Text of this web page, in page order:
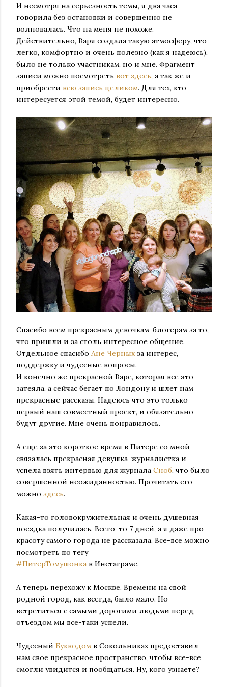
И несмотря на серьезность темы, я два часа
говорила без остановки и совершенно не
волновалась. Что на меня не похоже.
Действительно, Варя создала такую атмосферу, что
легко, комфортно и очень полезно (как я надеюсь),
было не только участникам, но и мне. Фрагмент
записи можно посмотреть вот здесь, а так же и
приобрести всю запись целиком. Для тех, кто
интересуется этой темой, будет интересно.
Спасибо всем прекрасным девочкам-блогерам за то,
что пришли и за столь интересное общение.
Отдельное спасибо Ане Черныхза интерес,
поддержку и чудесные вопросы.
И конечно же прекрасной Варе, которая все это
затеяла, а сейчас бегает по Лондону и шлет нам
прекрасные рассказы. Надеюсь что это только
первый наш совместный проект, и обязательно
будут другие. Мне очень понравилось.
А еще за это короткое время в Питере со мной
связалась прекрасная девушка-журналистка и
успела взять интервью для журнала Сноб, что было
совершенной неожиданностью. Прочитать его
можно здесь.
Какая-то головокружительная и очень душевная
поездка получилась. Всего-то 7 дней, а я даже про
красоту самого города не рассказала. Все-все можно
посмотреть по тегу
#ПитерТомушонка в Инстаграме.
А теперь перехожу к Москве. Времени на свой
родной город, как всегда, было мало. Но
встретиться с самыми дорогими людьми перед
отъездом мы все-таки успели.
Чудесный Букводом в Сокольниках предоставил
нам свое прекрасное пространство, чтобы все-все
смогли увидится и пообщаться. Ну, кого узнаете?